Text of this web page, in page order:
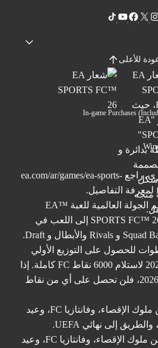
للأعلى
In-game Purchases
راجع ea.com/ar/games/ea-sports-
لمعرفة التفاصيل.
** تستند إحصائيات مواسم الجولة العالمية للعبة ™EA
SPORTS FC™ 26 Football Ultimate Team إلى اللعب في
للحصول على التوزيع الأولي
لنقاط FC قبل 15 يونيو 2026 لاستلام 6000 نقاط FC كاملة. إذا
استرددت بعد 15 سبتمبر 2026، فلن تحصل على أي من نقاط
§ تم سحب الاختيارات من ملوك الإقصاء، وفانتازيا FC، وعيد
§§ تم سحب الاختيارات من ملوك الإقصاء، وفانتازيا FC، وعيد